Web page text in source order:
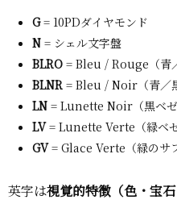
G= 10PDダイヤモンド
N = シェル文字盤
BLRO = Bleu / Rouge（青
BLNR = Bleu / Noir（青／
LN = Lunette Noir（黒ベゼ
LV= Lunette Verte（緑ベ
GV= Glace Verte（緑のサ
英字は視覚的特徴（色・宝